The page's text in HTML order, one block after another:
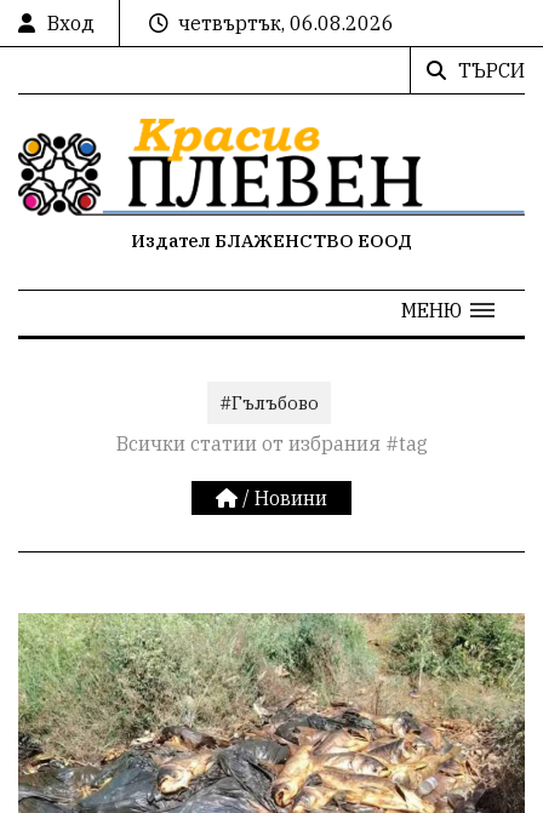
Вход
четвъртък, 06.08.2026
ТЪРСИ
Издател БЛАЖЕНСТВО ЕООД
МЕНЮ
#Гълъбово
Всички статии от избрания #tag
/ Новини